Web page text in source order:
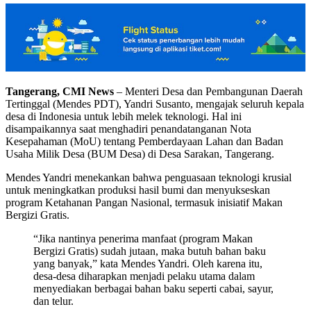
Tangerang, CMI News – Menteri Desa dan Pembangunan Daerah
Tertinggal (Mendes PDT), Yandri Susanto, mengajak seluruh kepala
desa di Indonesia untuk lebih melek teknologi. Hal ini
disampaikannya saat menghadiri penandatanganan Nota
Kesepahaman (MoU) tentang Pemberdayaan Lahan dan Badan
Usaha Milik Desa (BUM Desa) di Desa Sarakan, Tangerang.
Mendes Yandri menekankan bahwa penguasaan teknologi krusial
untuk meningkatkan produksi hasil bumi dan menyukseskan
program Ketahanan Pangan Nasional, termasuk inisiatif Makan
Bergizi Gratis.
“Jika nantinya penerima manfaat (program Makan
Bergizi Gratis) sudah jutaan, maka butuh bahan baku
yang banyak,” kata Mendes Yandri. Oleh karena itu,
desa-desa diharapkan menjadi pelaku utama dalam
menyediakan berbagai bahan baku seperti cabai, sayur,
dan telur.